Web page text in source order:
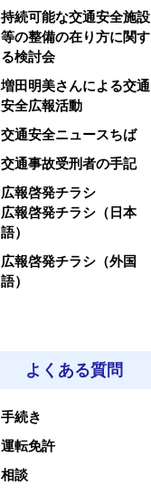
持続可能な交通安全施設
等の整備の在り方に関す
る検討会
増田明美さんによる交通
安全広報活動
交通安全ニュースちば
交通事故受刑者の手記
広報啓発チラシ
広報啓発チラシ（日本
語）
広報啓発チラシ（外国
語）
よくある質問
手続き
運転免許
相談